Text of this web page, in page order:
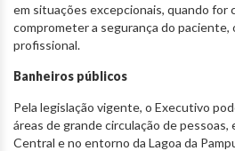
em situações excepcionais, quando for
comprometer a segurança do
profissional.
Banheiros públicos
Pela legislação vigente, o Executivo
áreas de grande circulação de pessoas,
Central e no entorno da Lagoa da